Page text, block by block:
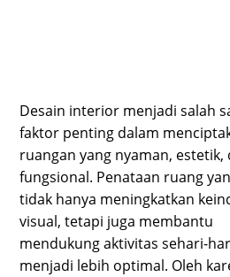
Desain interior menjadi salah
faktor penting dalam
ruangan yang nyaman, estetik,
fungsional. Penataan ruang
tidak hanya meningkatkan
visual, tetapi juga membantu
mendukung aktivitas sehari-
menjadi lebih optimal. Oleh